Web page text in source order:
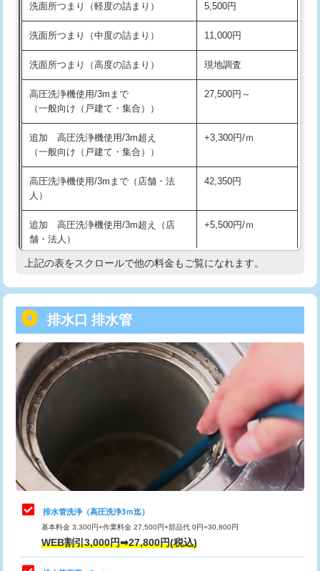
モルタル補修（厚さ10㎝超え） 38,500円
洗面台設置 38,500円
バスタブ設置 現場見積
追加人工 16,500円
廃棄・処分
※給水管工事は20mmまでの価格です。
持込商品取付（混合水栓） 16,500円
持込商品取付（浄水器・分岐水栓） 16,500円
給水管工事※（ホール加工) 16,500円
給水管工事※（バンド止め)
給水管工事※（支持金具設置) 5,500円
給水管工事※（保温材使用（バンド止
め込み）)
5,500円
給水管工事※（土の掘削・埋め戻し作
業)
11,000円
給水管工事※（塩ビ管（VP・HI）使
用/3ｍまで)
用（追加）/3ｍ超え)
給水管工事※（ライニング鋼管・銅
管・ポリ管・HT管使用/3ｍまで)
44,000円
給水管工事※（ライニング鋼管・銅
管・ポリ管・HT管使用/3ｍ超え)
+8,800円
排水管工事（土の掘削・埋め戻し作
業）
11,000円~
排水管工事（排水管工事/3ｍまで） 55,000円
排水管工事（追加 排水管工事/3ｍ超
え）
マス交換（土の掘削・埋め戻し作業）
洗面所つまり（軽度の詰まり） 5,500円
洗面所つまり（中度の詰まり） 11,000円
洗面所つまり（高度の詰まり） 現地調査
高圧洗浄機使用/3mまで
（一般向け（戸建て・集合））
27,500円～
追加 高圧洗浄機使用/3m超え
（一般向け（戸建て・集合））
+3,300円/ｍ
高圧洗浄機使用/3mまで（店舗・法
人）
42,350円
追加 高圧洗浄機使用/3m超え（店
舗・法人）
+5,500円/ｍ
高度高圧洗浄換 現地調査
トーラー機使用/3mまで
追加トーラー機使用/3m超え +3,300円
カメラ調査 33,000円
桝清掃 8,800円
止水・漏水調査・防水処理・清掃・修
理・調整・分解・加工など（軽作業）
11,000円
止水・漏水調査・防水処理・清掃・修
理・調整・分解・加工など（中作業）
22,000円
止水・漏水調査・防水処理・清掃・修
理・調整・分解・加工など（重作業）
33,000円
上記の表をスクロールで他の料金もご覧になれます。
排水口 排水管
排水管洗浄（高圧洗浄3ｍ迄）
基本料金 3,300円+作業料金 27,500円+部品代 0円=30,800円
WEB割引3,000円➡27,800円(税込)